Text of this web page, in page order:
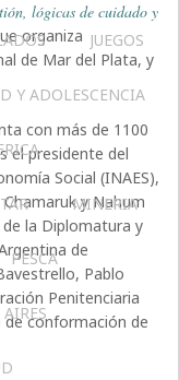
JUEGOS
Y ADOLESCENCIA
MINERIA
PESCA
lógicas de cuidado y
organiza
de Mar del Plata, y
con más de 1100
el presidente del
Social (INAES),
y Nahum
la Diplomatura y
de
Pablo
Penitenciaria
de conformación de